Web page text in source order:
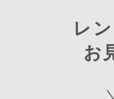
レ
お